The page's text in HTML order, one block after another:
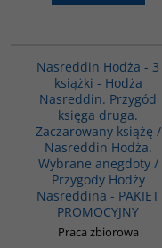
Nasreddin Hodża - 3
książki - Hodża
Nasreddin. Przygód
księga druga.
Zaczarowany książę /
Nasreddin Hodża.
Wybrane anegdoty /
Przygody Hodży
Nasreddina - PAKIET
PROMOCYJNY
Praca zbiorowa